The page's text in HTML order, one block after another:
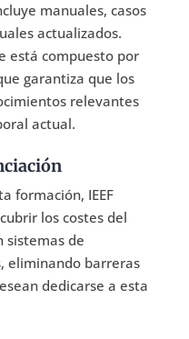
manuales, casos
actualizados.
está compuesto por
garantiza que los
relevantes
actual.
formación, IEEF
los costes del
sistemas de
eliminando barreras
dedicarse a esta